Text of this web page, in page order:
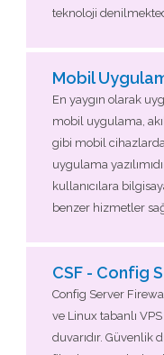
teknoloji
Mobil
En yaygın olarak
mobil uygulama,
gibi mobil
uygulama
kullanıcılara
benzer hizmetler
CSF - Config
Config Server
ve Linux tabanlı
duvarıdır. Güvenlik